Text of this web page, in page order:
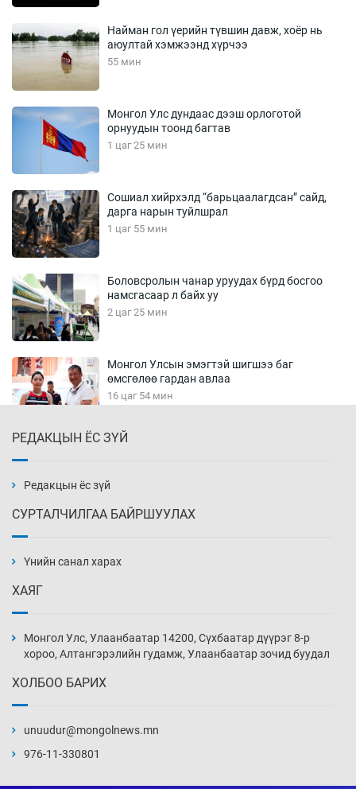
Найман гол үерийн түвшин давж, хоёр нь
аюултай хэмжээнд хүрчээ
55 мин
Монгол Улс дундаас дээш орлоготой
орнуудын тоонд багтав
1 цаг 25 мин
Сошиал хийрхэлд “барьцаалагдсан” сайд,
дарга нарын туйлшрал
1 цаг 55 мин
Боловсролын чанар уруудах бүрд босгоо
намсгасаар л байх уу
2 цаг 25 мин
Монгол Улсын эмэгтэй шигшээ баг
өмсгөлөө гардан авлаа
16 цаг 54 мин
захирамж гаргажээ
19 цаг 25 мин
РЕДАКЦЫН ЁС ЗҮЙ
Редакцын ёс зүй
СУРТАЛЧИЛГАА БАЙРШУУЛАХ
Үнийн санал харах
ХАЯГ
Монгол Улс, Улаанбаатар 14200, Сүхбаатар дүүрэг 8-р
хороо, Алтангэрэлийн гудамж, Улаанбаатар зочид буудал
ХОЛБОО БАРИХ
unuudur@mongolnews.mn
976-11-330801